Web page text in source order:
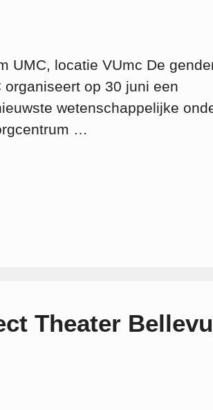
UMC, locatie VUmc De
op 30 juni een
wetenschappelijke
…
Theater